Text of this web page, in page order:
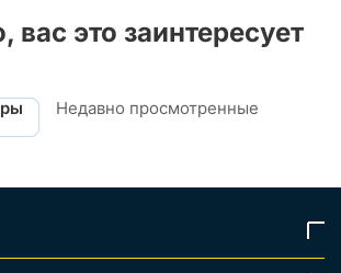
это заинтересует
Недавно просмотренные